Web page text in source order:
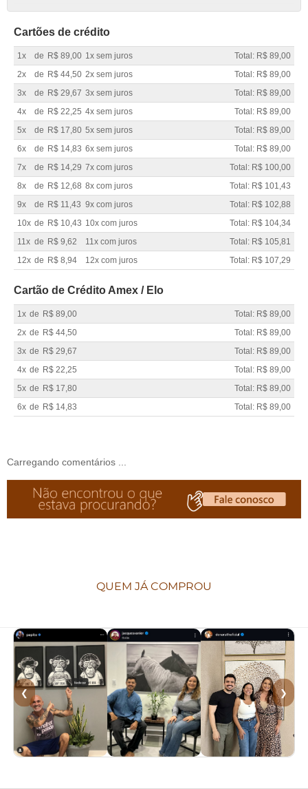
Cartões de crédito
1x de R$ 89,00 1x sem juros
Total: R$ 89,00
2x
de R$ 44,50 2x sem juros
Total: R$ 89,00
3x
de R$ 29,67 3x sem juros
Total: R$ 89,00
4x
de R$ 22,25 4x sem juros
Total: R$ 89,00
5x
de R$ 17,80 5x sem juros
Total: R$ 89,00
6x
de R$ 14,83 6x sem juros
Total: R$ 89,00
7x
de R$ 14,29 7x com juros
Total: R$ 100,00
8x
de R$ 12,68 8x com juros
Total: R$ 101,43
9x
de R$ 11,43 9x com juros
Total: R$ 102,88
10x de R$ 10,43 10x com juros
Total: R$ 104,34
11x de R$ 9,62 11x com juros
Total: R$ 105,81
12x de R$ 8,94 12x com juros Total: R$ 107,29
Cartão de Crédito Amex / Elo
1x de R$ 89,00
Total: R$ 89,00
2x de R$ 44,50
Total: R$ 89,00
3x de R$ 29,67
Total: R$ 89,00
4x de R$ 22,25
Total: R$ 89,00
5x de R$ 17,80
Total: R$ 89,00
6x de R$ 14,83 Total: R$ 89,00
Carregando comentários ...
QUEM JÁ COMPROU
❮ ❯